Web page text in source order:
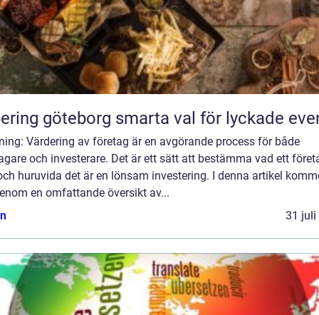
Catering göteborg smarta val för lyckade
Värdering av företag är en avgörande process för både
och investerare. Det är ett sätt att bestämma vad ett
huruvida det är en lönsam investering. I denna artikel
en omfattande översikt av...
31 juli